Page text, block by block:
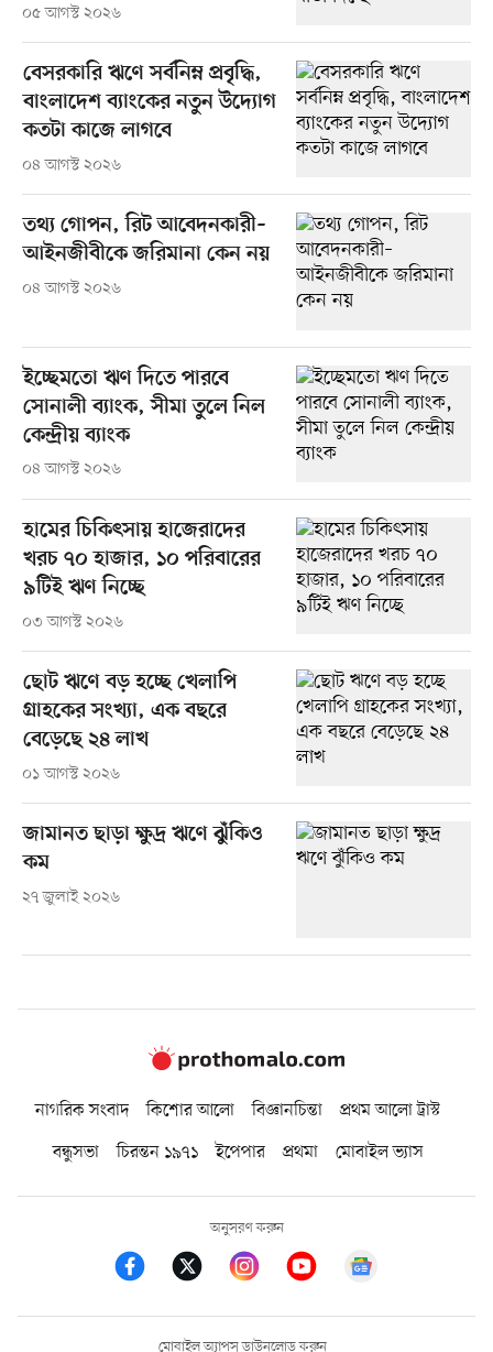
০৫ আগস্ট ২০২৬
বেসরকারি ঋণে সর্বনিম্ন প্রবৃদ্ধি,
বাংলাদেশ ব্যাংকের নতুন উদ্যোগ
কতটা কাজে লাগবে
০৪ আগস্ট ২০২৬
তথ্য গোপন, রিট আবেদনকারী–
আইনজীবীকে জরিমানা কেন নয়
০৪ আগস্ট ২০২৬
ইচ্ছেমতো ঋণ দিতে পারবে
সোনালী ব্যাংক, সীমা তুলে নিল
কেন্দ্রীয় ব্যাংক
০৪ আগস্ট ২০২৬
হামের চিকিৎসায় হাজেরাদের
খরচ ৭০ হাজার, ১০ পরিবারের
৯টিই ঋণ নিচ্ছে
০৩ আগস্ট ২০২৬
ছোট ঋণে বড় হচ্ছে খেলাপি
গ্রাহকের সংখ্যা, এক বছরে
বেড়েছে ২৪ লাখ
০১ আগস্ট ২০২৬
জামানত ছাড়া ক্ষুদ্র ঋণে ঝুঁকিও
কম
২৭ জুলাই ২০২৬
নাগরিক সংবাদ কিশোর আলো বিজ্ঞানচিন্তা
প্রথম আলো ট্রাস্ট
বন্ধুসভা
চিরন্তন ১৯৭১ ইপেপার প্রথমা মোবাইল ভ্যাস
অনুসরণ করুন
মোবাইল অ্যাপস ডাউনলোড করুন